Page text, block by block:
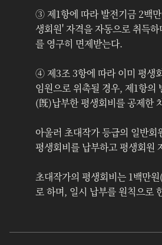
③ 제1항에 따라 발전기금 2백
생회원' 자격을 자동으로 취득
를 영구히 면제받는다.
④ 제3조 3항에 따라 이미 평생
임원으로 위촉될 경우, 제1항의
(旣)납부한 평생회비를 공제한
아울러 초대작가 등급의 일반회
평생회비를 납부하고 평생회원
초대작가의 평생회비는 1백만
로 하며, 일시 납부를 원칙으로